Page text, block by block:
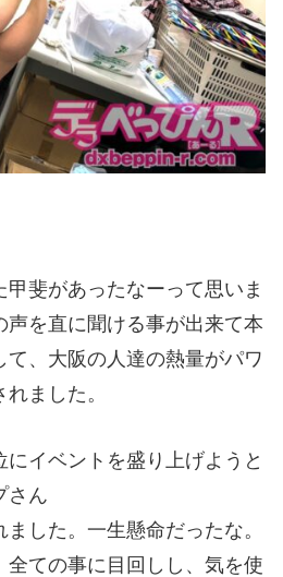
斐があったなーって思いま
声を直に聞ける事が出来て本
て、大阪の人達の熱量がパワ
ました。
イベントを盛り上げようと
さん
した。一生懸命だったな。
全ての事に目回しし、気を使